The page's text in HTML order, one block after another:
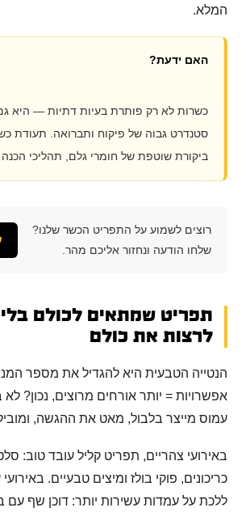
המלא.
האם ידעת?
כשרות לא רק פותרת בעיות דתיות — היא
סטנדרט גבוה של פיקוח ותברואה. תעודת
ביקורת שוטפת של חומרי גלם, תהליכי הכנה
רוצים לשמוע על התפריט הכשר שלנו?
שלחו הודעה ונחזור אליכם מהר.
תפריט שמתאים לכולם
לרצות את כולם
הנטייה הטבעית היא להגדיל את מספר
אפשרויות = יותר אורחים מרוצים, נכון?
עמוס מייצר בלבול, מאט את ההגשה, ומוביל
באירועי צהריים, תפריט קליל עובד טוב:
כריכונים, פוקי בולז ומיצים טבעיים.
ללכת על עמדות עשירות יותר: דוכן שף עם